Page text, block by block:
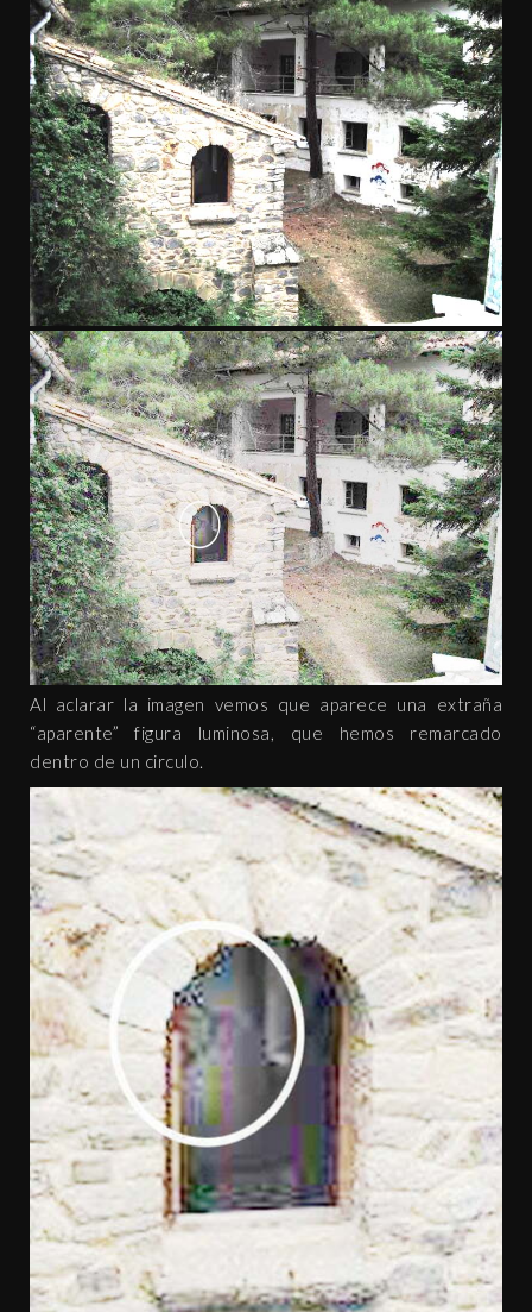
Al aclarar la imagen vemos que aparece una extraña
“aparente” figura luminosa, que hemos remarcado
dentro de un circulo.